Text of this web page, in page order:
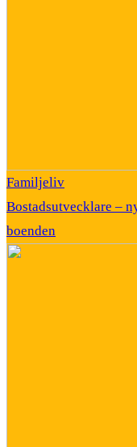
Familjeliv
Bostadsutvecklare –
boenden